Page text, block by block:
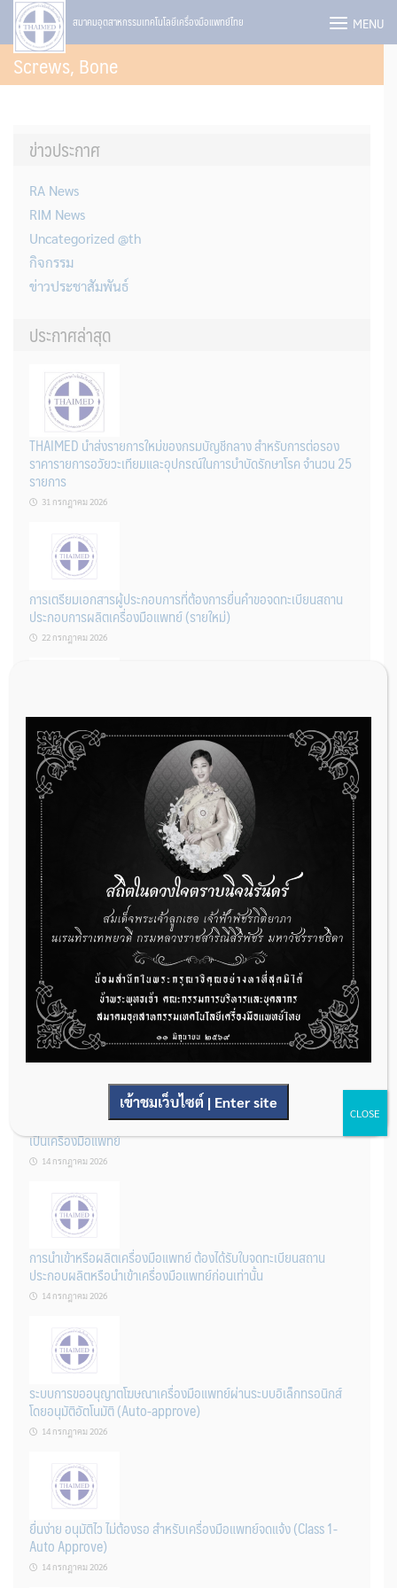
Skip
content
สมาคมอุตสาหกรรมเทคโนโลยีเครื่องมือแพทย์ไทย MENU
Screws, Bone
ข่าวประกาศ
RA News
RIM News
Uncategorized @th
กิจกรรม
ข่าวประชาสัมพันธ์
ประกาศล่าสุด
THAIMED นำส่งรายการใหม่ของกรมบัญชีกลาง สำหรับการต่อรอง
ราคารายการอวัยวะเทียมและอุปกรณ์ในการบำบัดรักษาโรค จำนวน 25
รายการ
31 กรกฎาคม 2026
การเตรียมเอกสารผู้ประกอบการที่ต้องการยื่นคำขอจดทะเบียนสถาน
ประกอบการผลิตเครื่องมือแพทย์ (รายใหม่)
22 กรกฎาคม 2026
ผู้ประกอบการผลิต และ นักวิจัย ที่ต้องการขึ้นทะเบียนเครื่องมือแพทย์
ต้องทำอย่างไรบ้าง
22 กรกฎาคม 2026
กองควบคุมเครื่องมือแพทย์ เปิดรับฟังความคิดเห็นหลักการยกร่าง
กฎหมาย จำนวน 3 ฉบับ ผ่านระบบกลางทางกฎหมาย
22 กรกฎาคม 2026
การโฆษณาเครื่องมือแพทย์แบบใดที่ได้รับการยกเว้นไม่ต้องขออนุญาต
14 กรกฎาคม 2026
รู้หรือไม่? ผลิตภัณฑ์ชุดตรวจสําหรับตรวจสอบการปนเปื้อนแบบใดจัด
เป็นเครื่องมือแพทย์
14 กรกฎาคม 2026
การนำเข้าหรือผลิตเครื่องมือแพทย์ ต้องได้รับใบจดทะเบียนสถาน
ประกอบผลิตหรือนำเข้าเครื่องมือแพทย์ก่อนเท่านั้น
14 กรกฎาคม 2026
ระบบการขออนุญาตโฆษณาเครื่องมือแพทย์ผ่านระบบอิเล็กทรอนิกส์
โดยอนุมัติอัตโนมัติ (Auto-approve)
14 กรกฎาคม 2026
ยื่นง่าย อนุมัติไว ไม่ต้องรอ สำหรับเครื่องมือแพทย์จดแจ้ง (Class 1-
Auto Approve)
14 กรกฎาคม 2026
เข้าชมเว็บไซต์ | Enter site
CLOSE